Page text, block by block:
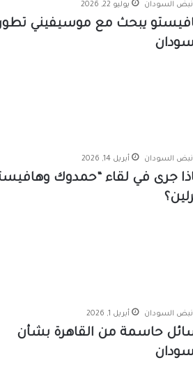
نبض السودان يوليو 22, 2026
يبحث مع موسيفيني
نبض السودان أبريل 14, 2026
جرى في لقاء “حمدوك
نبض السودان أبريل 1, 2026
حاسمة من القاهرة بشأن